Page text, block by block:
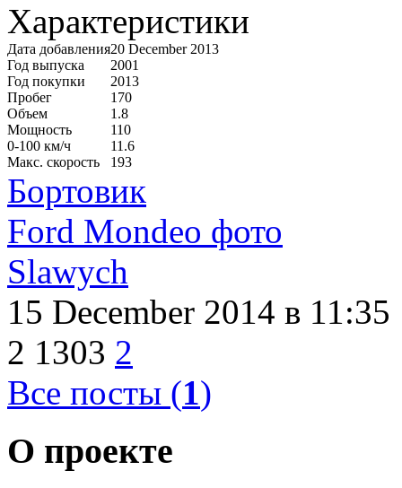
Характеристики
Дата добавления20 December 2013
Год выпуска
2001
Год покупки
2013
Пробег
170
Объем
1.8
Мощность
110
0-100 км/ч
11.6
Макс. скорость
193
Бортовик
Ford Mondeo фото
Slawych
15 December 2014 в 11:35
2 1303 2
Все посты (1)
О проекте